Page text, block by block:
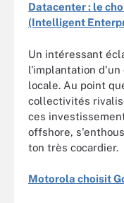
Datacenter : le
(Intelligent
Un intéressant
l'implantation d'un
locale. Au point
collectivités
ces
offshore,
ton très cocardier.
Motorola choisit